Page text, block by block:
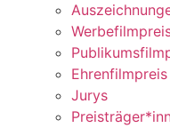
Jurys